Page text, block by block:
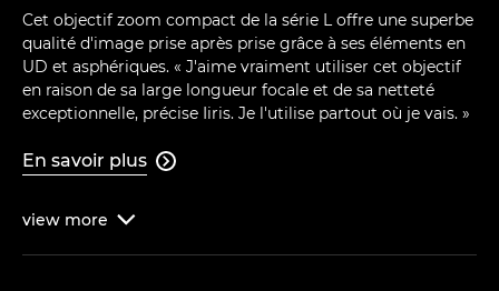
Cet objectif zoom compact de la série L offre une superbe
qualité d'image prise après prise grâce à ses éléments en
UD et asphériques. « J'aime vraiment utiliser cet objectif
en raison de sa large longueur focale et de sa netteté
exceptionnelle, précise Iiris. Je l'utilise partout où je vais. »
En savoir plus 
view more 